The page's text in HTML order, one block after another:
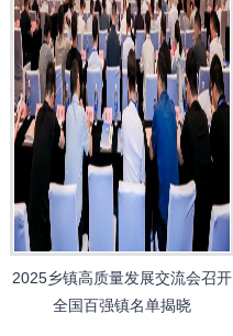
2025乡镇高质量发展交流会召开
全国百强镇名单揭晓